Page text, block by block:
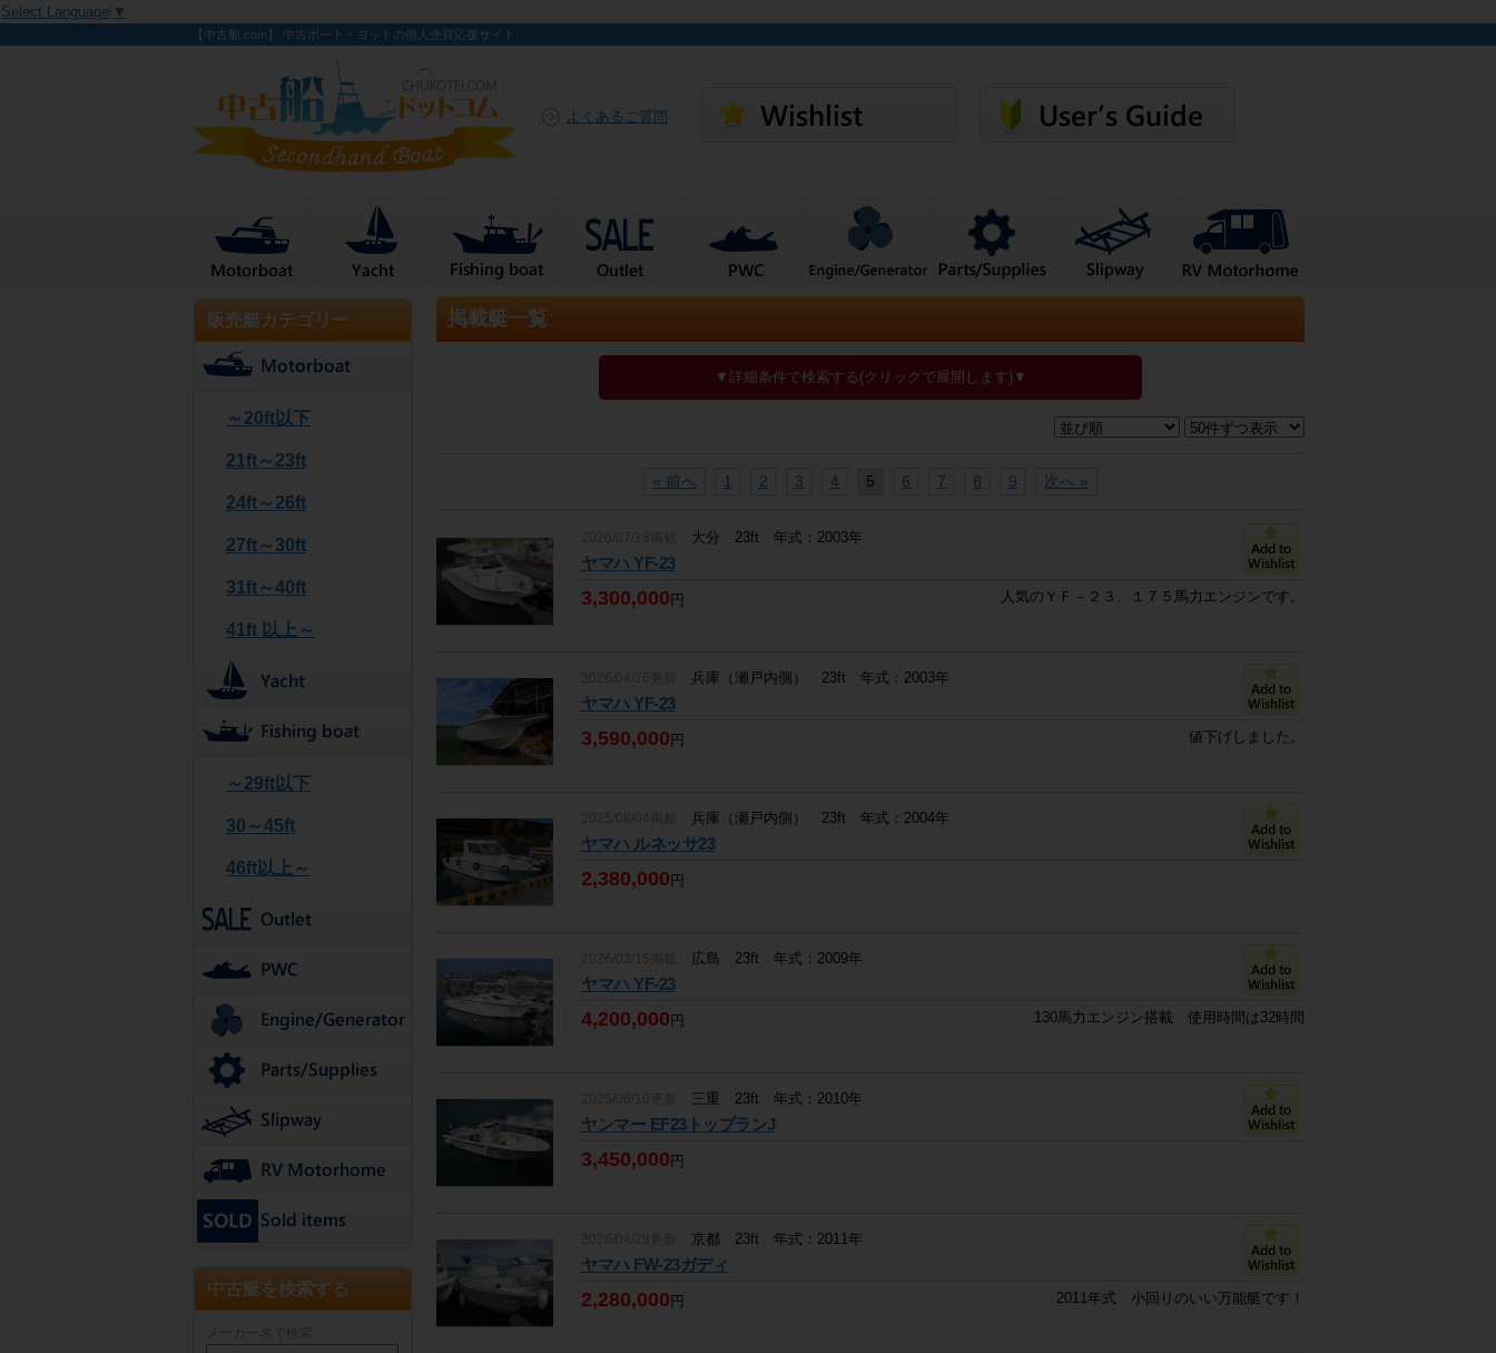
Select Language ▼
【中古船.com】 中古ボート・ヨットの個人売買応援サイト
よくあるご質問
販売艇カテゴリー
～20ft以下
21ft～23ft
24ft～26ft
27ft～30ft
31ft～40ft
41ft 以上～
～29ft以下
30～45ft
46ft以上～
中古艇を検索する
掲載艇一覧
▼詳細条件で検索する(クリックで展開します)▼
« 前へ 1 2 3 4 5 6 7 8 9 次へ »
大分 23ft 年式：2003年
ヤマハ YF-23
3,300,000円 人気のＹＦ－２３、１７５馬力エンジンです。
兵庫（瀬戸内側） 23ft 年式：2003年
ヤマハ YF-23
3,590,000円 値下げしました。
兵庫（瀬戸内側） 23ft 年式：2004年
ヤマハ ルネッサ23
2,380,000円
広島 23ft 年式：2009年
ヤマハ YF-23
4,200,000円 130馬力エンジン搭載 使用時間は32時間
三重 23ft 年式：2010年
ヤンマー EF23トップランJ
3,450,000円
京都 23ft 年式：2011年
ヤマハ FW-23ガディ
2,280,000円 2011年式 小回りのいい万能艇です！